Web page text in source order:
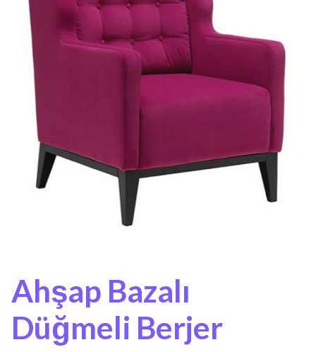
Ahşap Bazalı
Düğmeli Berjer